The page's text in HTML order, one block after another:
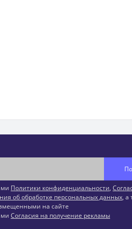
Политики конфиденциальности,
об обработке персональных данных, а
на сайте
Согласия на получение рекламы